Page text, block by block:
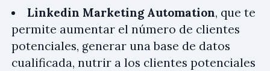
Linkedin Marketing Automation, que te
permite aumentar el número de clientes
potenciales, generar una base de datos
cualificada, nutrir a los clientes potenciales